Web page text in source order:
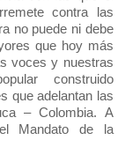
contra las
no puede ni debe
que hoy más
voces y nuestras
construido
que adelantan las
– Colombia. A
Mandato de la